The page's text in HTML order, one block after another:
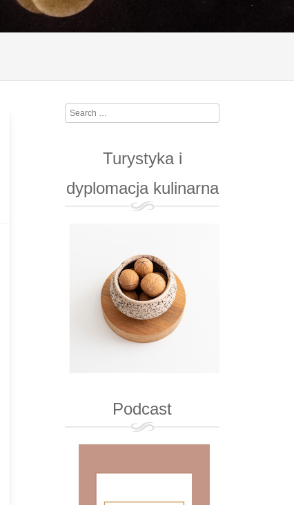
Search
Turystyka i
dyplomacja kulinarna
Podcast